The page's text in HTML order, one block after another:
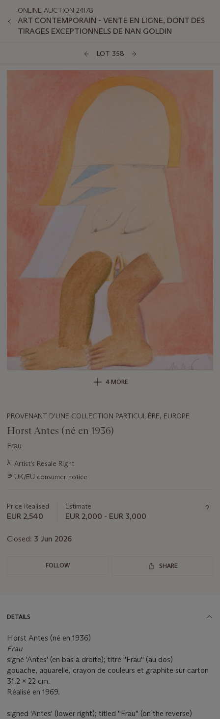
ONLINE AUCTION 24178
ART CONTEMPORAIN - VENTE EN LIGNE, DONT DES
TIRAGES EXCEPTIONNELS DE NAN GOLDIN
LOT 358
4 MORE
PROVENANT D'UNE COLLECTION PARTICULIÈRE, EUROPE
Horst Antes (né en 1936)
Frau
Important
about
λ Artist's Resale Right
∍ UK/EU consumer notice
Price Realised
EUR 2,540
Estimate
EUR 2,000 - EUR 3,000
Closed: 3 Jun 2026
FOLLOW SHARE
DETAILS
Horst Antes (né en 1936)
Frau
signé 'Antes' (en bas à droite); titré ''Frau'' (au dos)
gouache, aquarelle, crayon de couleurs et graphite sur carton
31.2 x 22 cm.
Réalisé en 1969.
signed 'Antes' (lower right); titled ''Frau'' (on the reverse)